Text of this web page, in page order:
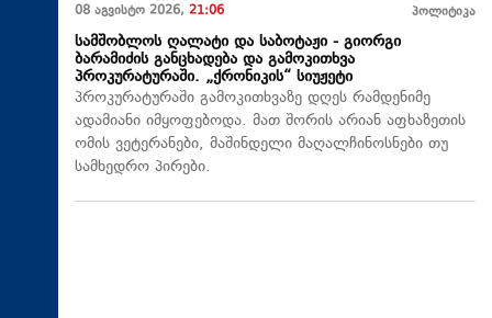
08 აგვისტო 2026, 21:06 პოლიტიკა
სამშობლოს ღალატი და საბოტაჟი - გიორგი
ბარამიძის განცხადება და გამოკითხვა
პროკურატურაში. „ქრონიკის“ სიუჟეტი
პროკურატურაში გამოკითხვაზე დღეს რამდენიმე
ადამიანი იმყოფებოდა. მათ შორის არიან აფხაზეთის
ომის ვეტერანები, მაშინდელი მაღალჩინოსნები თუ
სამხედრო პირები.